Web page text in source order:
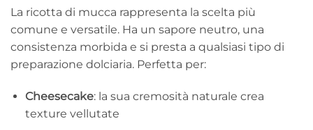
La ricotta di mucca rappresenta la scelta più
comune e versatile. Ha un sapore neutro, una
consistenza morbida e si presta a qualsiasi tipo di
preparazione dolciaria. Perfetta per:
Cheesecake: la sua cremosità naturale crea
texture vellutate